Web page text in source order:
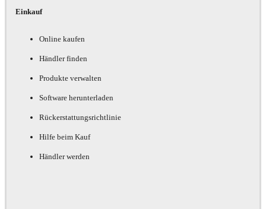
Einkauf
Online kaufen
Händler finden
Produkte verwalten
Software herunterladen
Rückerstattungsrichtlinie
Hilfe beim Kauf
Händler werden